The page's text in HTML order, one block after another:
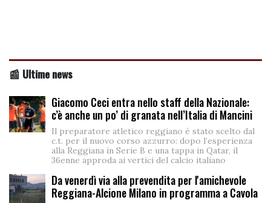
📰 Ultime news
Giacomo Ceci entra nello staff della Nazionale:
c’è anche un po’ di granata nell’Italia di Mancini
Il preparatore atletico reggiano è stato scelto dal
c.t. per il nuovo corso azzurro: dopo l’esperienza
alla Reggiana in Serie B e una tappa in Qatar, il
36enne approda ai vertici del calcio italiano
Da venerdì via alla prevendita per l'amichevole
Reggiana-Alcione Milano in programma a Cavola